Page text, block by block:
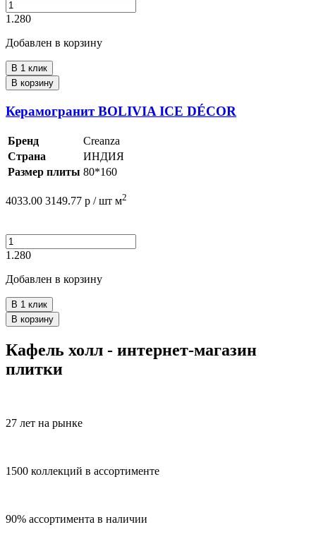
1.280
Добавлен в корзину
В 1 клик
В корзину
Керамогранит BOLIVIA ICE DÉCOR
Бренд
Creanza
Страна
ИНДИЯ
Размер плиты 80*160
4033.00 3149.77 р / шт м2
1.280
Добавлен в корзину
В 1 клик
В корзину
Кафель холл - интернет-магазин
плитки
27 лет на рынке
1500 коллекций в ассортименте
90% ассортимента в наличии